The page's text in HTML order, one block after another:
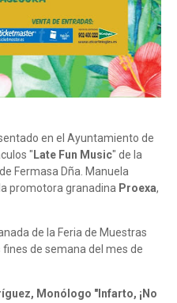
en el Ayuntamiento de
" Late Fun Music" de la
Fermasa Dña. Manuela
promotora granadina Proexa,
de la Feria de Muestras
de semana del mes de
Monólogo "Infarto, ¡No